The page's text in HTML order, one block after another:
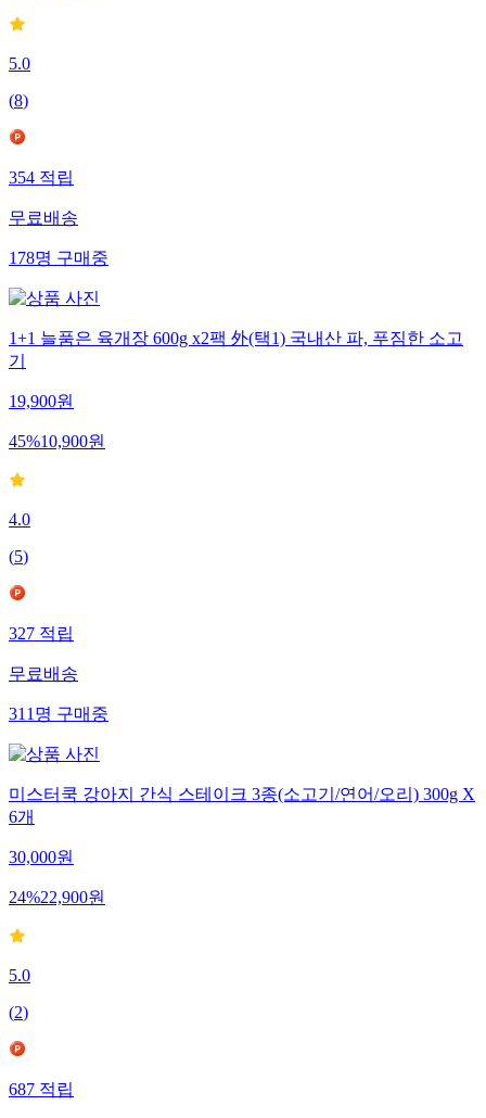
5.0
(8)
354적립
무료배송
178명구매중
1+1 늘품은 육개장 600g x2팩 外(택1) 국내산 파, 푸짐한 소고
기
19,900원
45%10,900원
4.0
(5)
327적립
무료배송
311명구매중
미스터쿡 강아지 간식 스테이크 3종(소고기/연어/오리) 300g X
6개
30,000원
24%22,900원
5.0
(2)
687적립